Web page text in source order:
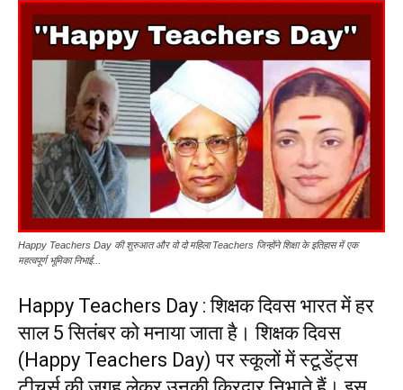
Happy Teachers Day की शुरुआत और वो दो महिला Teachers जिन्होंने शिक्षा के इतिहास में एक
महत्वपूर्ण भूमिका निभाई...
Happy Teachers Day : शिक्षक दिवस भारत में हर
साल 5 सितंबर को मनाया जाता है। शिक्षक दिवस
(Happy Teachers Day) पर स्कूलों में स्टूडेंट्स